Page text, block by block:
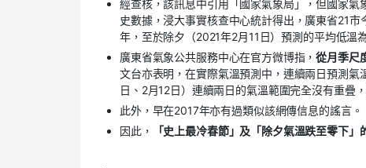
經查核，該訊息中引用「國家氣象局」，但國家
史數據，浸大事實核查中心統計得出，廣東省21
年，至於除夕（2021年2月11日）預測的平均低溫
廣東省氣象公共服務中心在官方微博指，從月季尺
文台亦表明，在實際氣溫預測中，連續兩日預測
日、2月12日）連續兩日的氣溫範圍完全沒有重疊，
此外，早在2017年亦有過類似該網傳信息的謠言。
因此，
「史上最冷春節」及「除夕氣溫跌至零下」